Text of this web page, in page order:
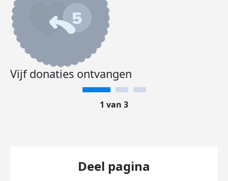
Vijf donaties ontvangen
1 van 3
Deel pagina